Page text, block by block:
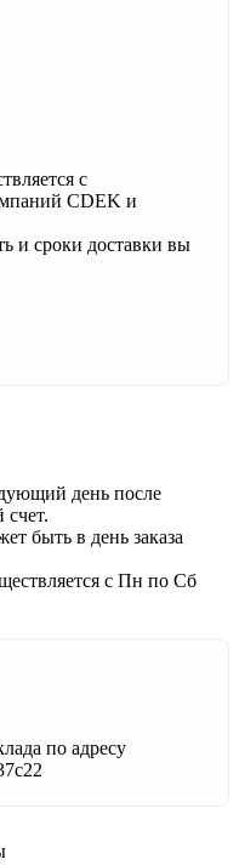
с
CDEK и
и сроки доставки вы
день после
счет.
быть в день заказа
с Пн по Сб
по адресу